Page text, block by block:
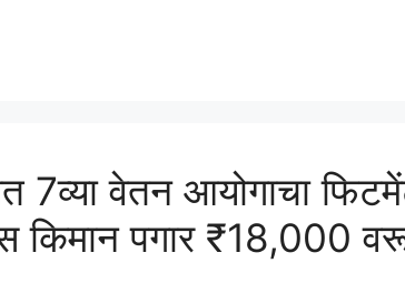
7व्या वेतन आयोगाचा
किमान पगार ₹18,000